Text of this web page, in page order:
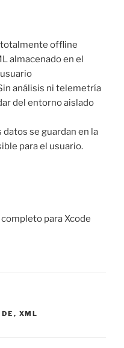
totalmente offline
almacenado en el
análisis ni telemetría
del entorno aislado
se guardan en la
para el usuario.
para Xcode
, XML